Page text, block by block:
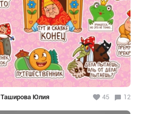
Таширова Юлия 45 12